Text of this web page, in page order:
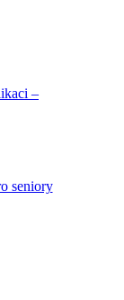
–
seniory